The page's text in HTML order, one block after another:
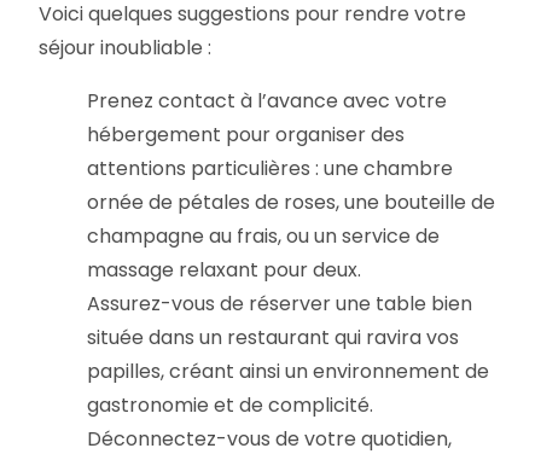
Voici quelques suggestions pour rendre votre
séjour inoubliable :
Prenez contact à l’avance avec votre
hébergement pour organiser des
attentions particulières : une chambre
ornée de pétales de roses, une bouteille de
champagne au frais, ou un service de
massage relaxant pour deux.
Assurez-vous de réserver une table bien
située dans un restaurant qui ravira vos
papilles, créant ainsi un environnement de
gastronomie et de complicité.
Déconnectez-vous de votre quotidien,